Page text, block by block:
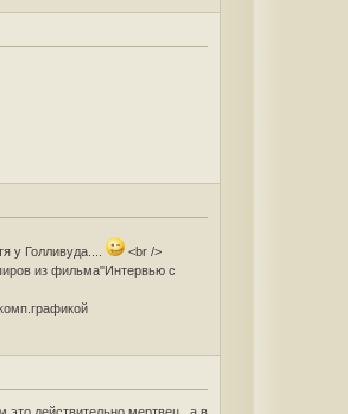
у Голливуда....
<br />
из фильма"Интервью с